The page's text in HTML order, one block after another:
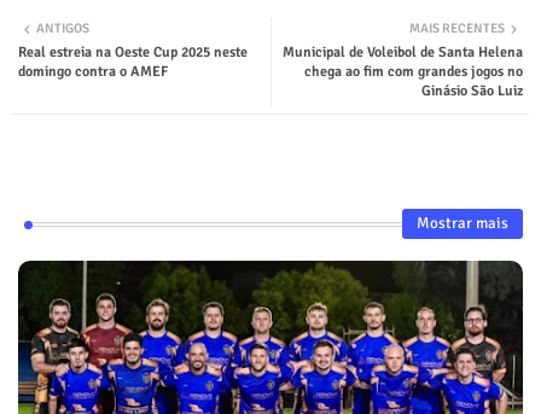
MAIS RECENTES
Municipal de Voleibol de Santa Helena
chega ao fim com grandes jogos no
Ginásio São Luiz
ANTIGOS
Real estreia na Oeste Cup 2025 neste
domingo contra o AMEF
Mostrar mais